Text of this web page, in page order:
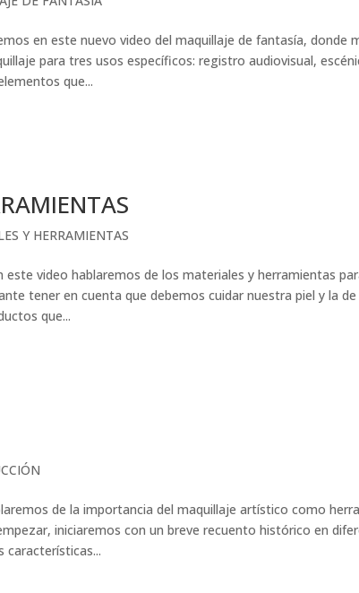
en este nuevo video del maquillaje de fantasía, donde
para tres usos específicos: registro audiovisual,
que...
Y HERRAMIENTAS
este video hablaremos de los materiales y herramientas
tener en cuenta que debemos cuidar nuestra piel y la
que...
de la importancia del maquillaje artístico como
iniciaremos con un breve recuento histórico en
características...